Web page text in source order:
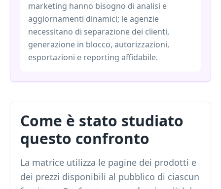
marketing hanno bisogno di analisi e
aggiornamenti dinamici; le agenzie
necessitano di separazione dei clienti,
generazione in blocco, autorizzazioni,
esportazioni e reporting affidabile.
Come è stato studiato
questo confronto
La matrice utilizza le pagine dei prodotti e
dei prezzi disponibili al pubblico di ciascun